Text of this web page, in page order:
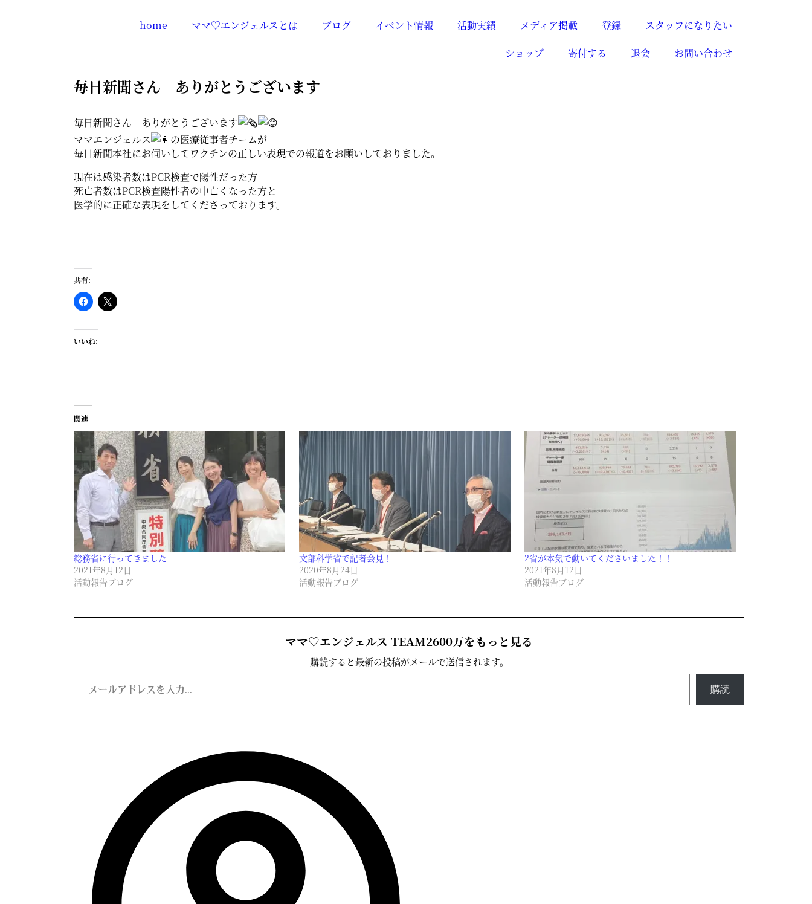
home ママ♡エンジェルスとは ブログ イベント情報 活動実績 メディア掲載 登録
スタッフになりたい
ショップ
寄付する 退会 お問い合わせ
毎日新聞さん ありがとうございます
毎日新聞さん ありがとうございます
ママエンジェルス
の医療従事者チームが
毎日新聞本社にお伺いしてワクチンの正しい表現での報道をお願いしておりました。
現在は感染者数はPCR検査で陽性だった方
死亡者数はPCR検査陽性者の中亡くなった方と
医学的に正確な表現をしてくださっております。
共有:
いいね:
関連
総務省に行ってきました
2021年8月12日
活動報告ブログ
文部科学省で記者会見！
2020年8月24日
活動報告ブログ
2省が本気で動いてくださいました！！
2021年8月12日
活動報告ブログ
ママ♡エンジェルス TEAM2600万をもっと見る
購読すると最新の投稿がメールで送信されます。
購読